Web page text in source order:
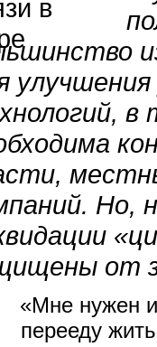
в
Но,
от
«Мне нужен
перееду